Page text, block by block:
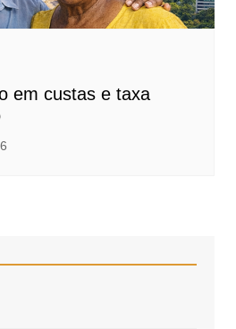
em custas e taxa